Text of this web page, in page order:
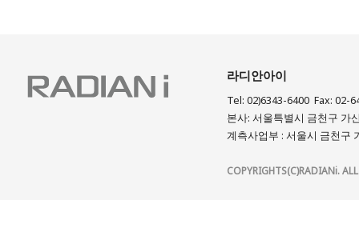
라디안아이
Tel: 02)6343-6400 Fax:
본사: 서울특별시 금천구 가
계측사업부 : 서울시 금천구
COPYRIGHTS(C)RADIANi. ALL